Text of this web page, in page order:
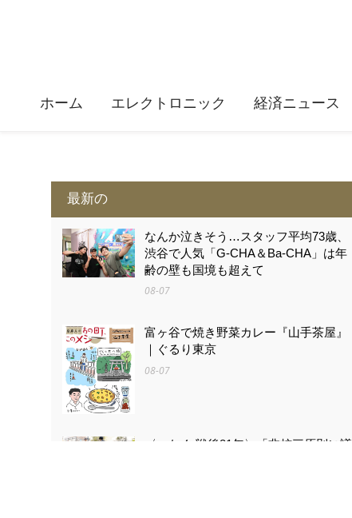
ホーム エレクトロニック 経済ニュース
最新の
なんか泣きそう…スタッフ平均73歳、
渋谷で人気「G-CHA＆Ba-CHA」は年
齢の壁も国境も超えて
08-07
富ヶ谷で焼き野菜カレー『山手茶屋』
｜ぐるり東京
08-07
〈つなぐ 戦後81年〉「非核三原則に議